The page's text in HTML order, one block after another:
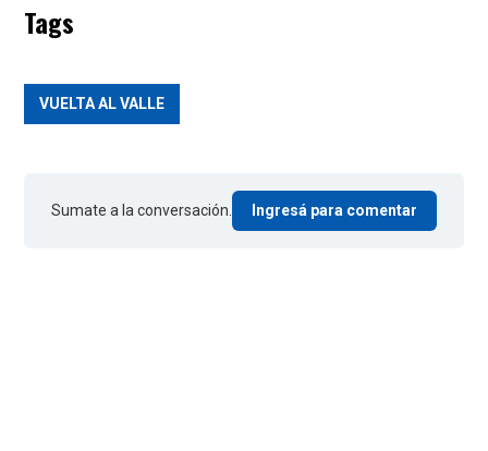
Tags
VUELTA AL VALLE
Sumate a la conversación. Ingresá para comentar